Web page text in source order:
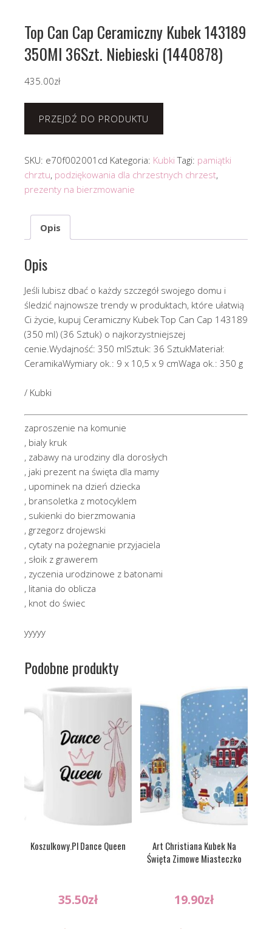
Top Can Cap Ceramiczny Kubek 143189
350Ml 36Szt. Niebieski (1440878)
435.00zł
PRZEJDŹ DO PRODUKTU
SKU: e70f002001cd Kategoria: Kubki Tagi: pamiątki
chrztu, podziękowania dla chrzestnych chrzest,
prezenty na bierzmowanie
Opis
Opis
Jeśli lubisz dbać o każdy szczegół swojego domu i
śledzić najnowsze trendy w produktach, które ułatwią
Ci życie, kupuj Ceramiczny Kubek Top Can Cap 143189
(350 ml) (36 Sztuk) o najkorzystniejszej
cenie.Wydajność: 350 mlSztuk: 36 SztukMateriał:
CeramikaWymiary ok.: 9 x 10,5 x 9 cmWaga ok.: 350 g
/ Kubki
zaproszenie na komunie
, bialy kruk
, zabawy na urodziny dla dorosłych
, jaki prezent na święta dla mamy
, upominek na dzień dziecka
, bransoletka z motocyklem
, sukienki do bierzmowania
, grzegorz drojewski
, cytaty na pożegnanie przyjaciela
, słoik z grawerem
, zyczenia urodzinowe z batonami
, litania do oblicza
, knot do świec
yyyyy
Podobne produkty
Koszulkowy.Pl Dance Queen
35.50zł
Art Christiana Kubek Na
Święta Zimowe Miasteczko
19.90zł